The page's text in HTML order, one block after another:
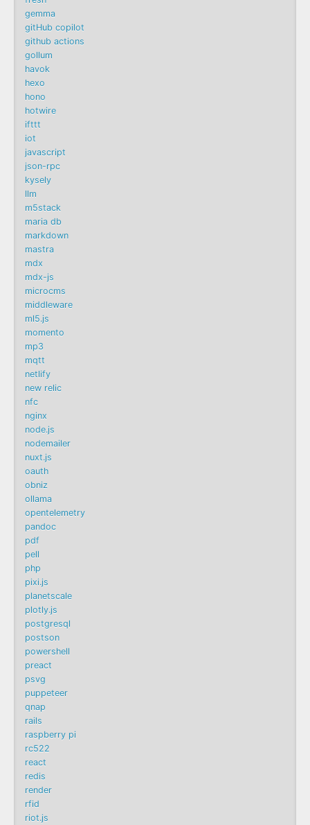
gemma
gitHub copilot
github actions
gollum
havok
hexo
hono
hotwire
ifttt
iot
javascript
json-rpc
kysely
llm
m5stack
maria db
markdown
mastra
mdx
mdx-js
microcms
middleware
ml5.js
momento
mp3
mqtt
netlify
new relic
nfc
nginx
node.js
nodemailer
nuxt.js
oauth
obniz
ollama
opentelemetry
pandoc
pdf
pell
php
pixi.js
planetscale
plotly.js
postgresql
postson
powershell
preact
psvg
puppeteer
qnap
rails
raspberry pi
rc522
react
redis
render
rfid
riot.js